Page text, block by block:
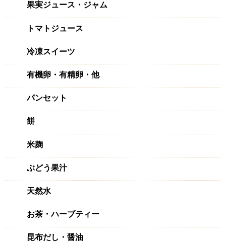
果実ジュース・ジャム
トマトジュース
冷凍スイーツ
有機卵・有精卵・他
パンセット
餅
米麹
ぶどう果汁
天然水
お茶・ハーブティー
昆布だし・醤油